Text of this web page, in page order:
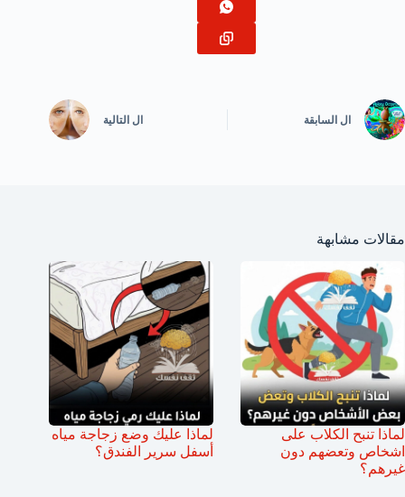
ال السابقة ال التالية
مقالات مشابهة
لماذا تنبح الكلاب على
اشخاص وتعضهم دون
غيرهم؟
لماذا عليك وضع زجاجة مياه
أسفل سرير الفندق؟